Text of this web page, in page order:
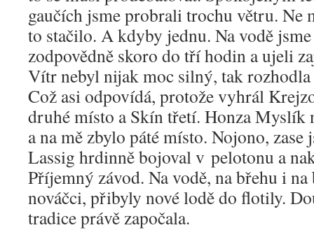
gaučích jsme probrali trochu větru. Ne
to stačilo. A kdyby jednu. Na vodě
zodpovědně skoro do tří hodin a ujeli
Vítr nebyl nijak moc silný, tak rozhodla
Což asi odpovídá, protože vyhrál
druhé místo a Skín třetí. Honza Myslík
a na mě zbylo páté místo. Nojono,
Lassig hrdinně bojoval v pelotonu a
Příjemný závod. Na vodě, na břehu i
nováčci, přibyly nové lodě do flotily.
tradice právě započala.